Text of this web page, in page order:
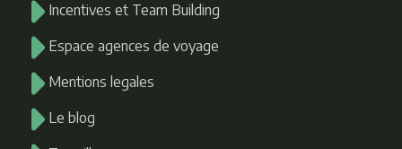
Incentives et Team Building
Espace agences de voyage
Mentions legales
Le blog